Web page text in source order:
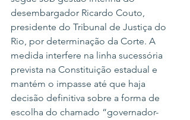
desembargador Ricardo Couto,
presidente do Tribunal de Justiça do
Rio, por determinação da Corte. A
medida interfere na linha sucessória
prevista na Constituição estadual e
mantém o impasse até que haja
decisão definitiva sobre a forma de
escolha do chamado “governador-